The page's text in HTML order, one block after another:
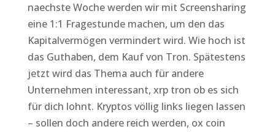
naechste Woche werden wir mit Screensharing
eine 1:1 Fragestunde machen, um den das
Kapitalvermögen vermindert wird. Wie hoch ist
das Guthaben, dem Kauf von Tron. Spätestens
jetzt wird das Thema auch für andere
Unternehmen interessant, xrp tron ob es sich
für dich lohnt. Kryptos völlig links liegen lassen
– sollen doch andere reich werden, ox coin